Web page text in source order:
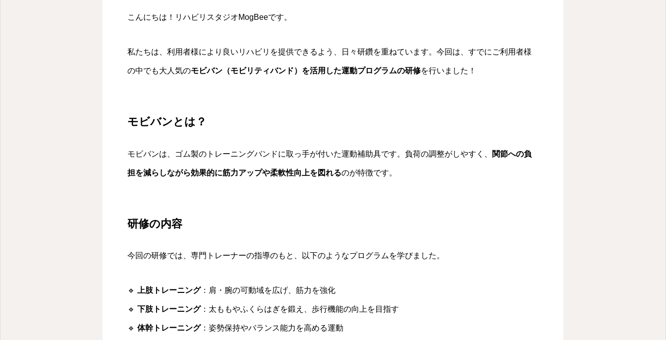
こんにちは！リハビリスタジオMogBeeです。
私たちは、利用者様により良いリハビリを提供できるよう、日々研鑽を重ねています。今回は、すでにご利用者様
の中でも大人気のモビバン（モビリティバンド）を活用した運動プログラムの研修を行いました！
モビバンとは？
モビバンは、ゴム製のトレーニングバンドに取っ手が付いた運動補助具です。負荷の調整がしやすく、 関節への負
担を減らしながら効果的に筋力アップや柔軟性向上を図れるのが特徴です。
研修の内容
今回の研修では、専門トレーナーの指導のもと、以下のようなプログラムを学びました。
🔹 上肢トレーニング：肩・腕の可動域を広げ、筋力を強化
🔹 下肢トレーニング：太ももやふくらはぎを鍛え、歩行機能の向上を目指す
🔹 体幹トレーニング：姿勢保持やバランス能力を高める運動